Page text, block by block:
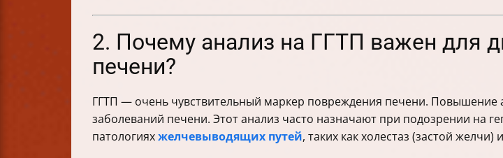
2. Почему анализ на ГГТП важен для
печени?
ГГТП — очень чувствительный маркер повреждения печени. Повышение
заболеваний печени. Этот анализ часто назначают при подозрении на
патологияхжелчевыводящих путей, таких как холестаз (застой